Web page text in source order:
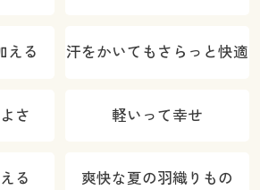
える 汗をかいてもさらっと快適
さ 軽いって幸せ
る 爽快な夏の羽織りもの